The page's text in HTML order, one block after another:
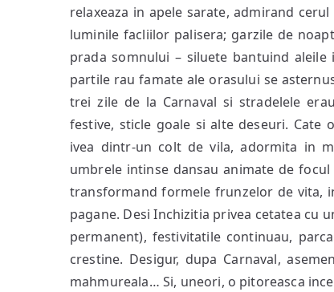
relaxeaza in apele sarate, admirand
luminile facliilor palisera; garzile de
prada somnului – siluete bantuind
partile rau famate ale orasului se
trei zile de la Carnaval si stradelele
festive, sticle goale si alte deseuri. Cate
ivea dintr-un colt de vila, adormita in
umbrele intinse dansau animate de
transformand formele frunzelor de vita,
pagane. Desi Inchizitia privea cetatea cu
permanent), festivitatile continuau,
crestine. Desigur, dupa Carnaval,
mahmureala… Si, uneori, o pitoreasca